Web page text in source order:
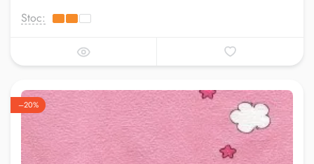
Stoc:
–20%